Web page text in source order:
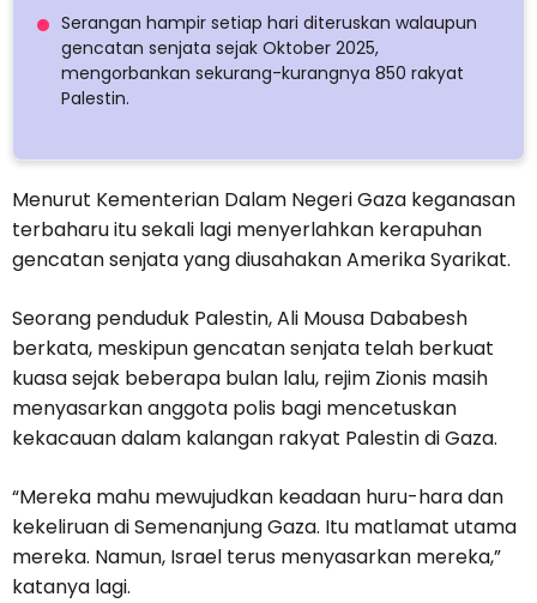
Serangan hampir setiap hari diteruskan walaupun
gencatan senjata sejak Oktober 2025,
mengorbankan sekurang-kurangnya 850 rakyat
Palestin.
Menurut Kementerian Dalam Negeri Gaza keganasan
terbaharu itu sekali lagi menyerlahkan kerapuhan
gencatan senjata yang diusahakan Amerika Syarikat.
Seorang penduduk Palestin, Ali Mousa Dababesh
berkata, meskipun gencatan senjata telah berkuat
kuasa sejak beberapa bulan lalu, rejim Zionis masih
menyasarkan anggota polis bagi mencetuskan
kekacauan dalam kalangan rakyat Palestin di Gaza.
“Mereka mahu mewujudkan keadaan huru-hara dan
kekeliruan di Semenanjung Gaza. Itu matlamat utama
mereka. Namun, Israel terus menyasarkan mereka,”
katanya lagi.